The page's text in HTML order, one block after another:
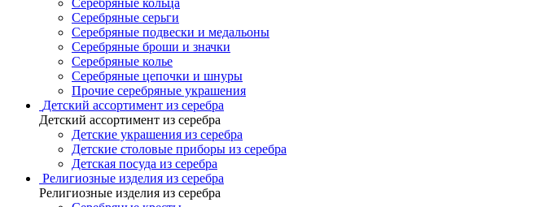
Серебряные кольца
Серебряные серьги
Серебряные подвески и медальоны
Серебряные броши и значки
Серебряные колье
Серебряные цепочки и шнуры
Прочие серебряные украшения
Детский ассортимент из серебра
Детский ассортимент из серебра
Детские украшения из серебра
Детские столовые приборы из серебра
Детская посуда из серебра
Религиозные изделия из серебра
Религиозные изделия из серебра